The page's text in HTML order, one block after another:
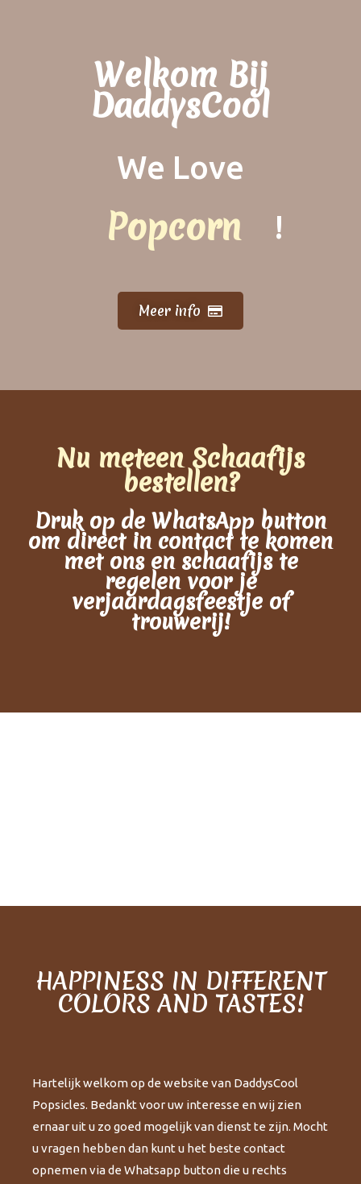
Welkom Bij
DaddysCool
We Love
Popcorn
Kokos drink
Schaafijs
Slush
Dawet
!
Meer info
Nu meteen Schaafijs
bestellen?
Druk op de WhatsApp button
om direct in contact te komen
met ons en schaafijs te
regelen voor je
verjaardagsfeestje of
trouwerij!
HAPPINESS IN DIFFERENT
COLORS AND TASTES!
Hartelijk welkom op de website van DaddysCool
Popsicles. Bedankt voor uw interesse en wij zien
ernaar uit u zo goed mogelijk van dienst te zijn. Mocht
u vragen hebben dan kunt u het beste contact
opnemen via de Whatsapp button die u rechts